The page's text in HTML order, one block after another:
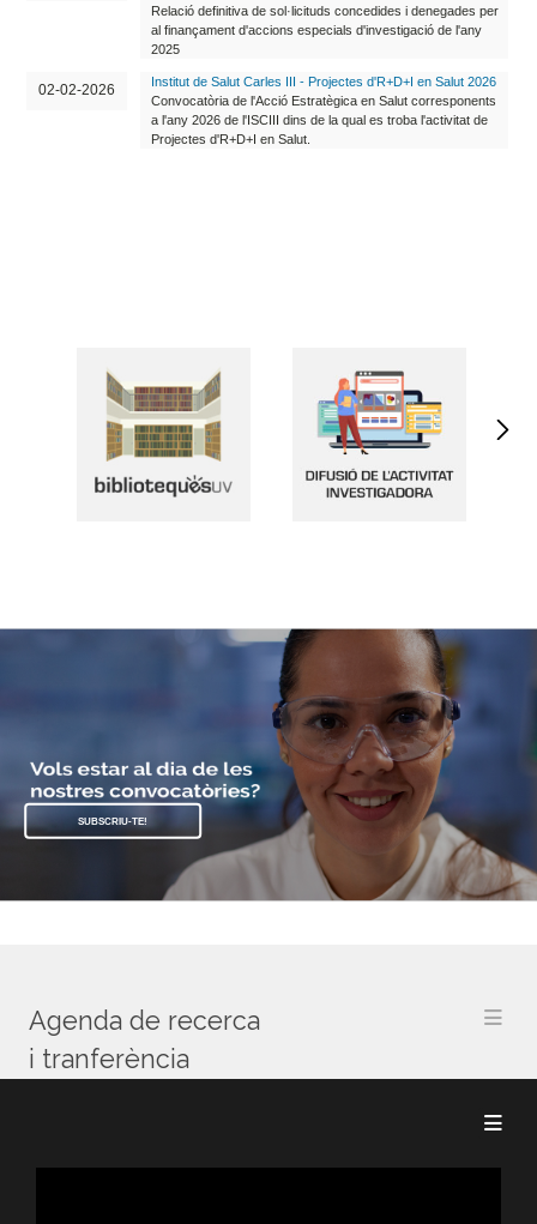
Relació definitiva de sol·licituds concedides i denegades per
al finançament d'accions especials d'investigació de l'any
2025
02-02-2026
Institut de Salut Carles III - Projectes d'R+D+I en Salut 2026
Convocatòria de l'Acció Estratègica en Salut corresponents
a l'any 2026 de l'ISCIII dins de la qual es troba l'activitat de
Projectes d'R+D+I en Salut.
SUBSCRIU-TE!
Agenda de recerca
i tranferència